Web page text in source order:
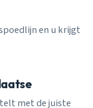
en u krijgt
met de juiste